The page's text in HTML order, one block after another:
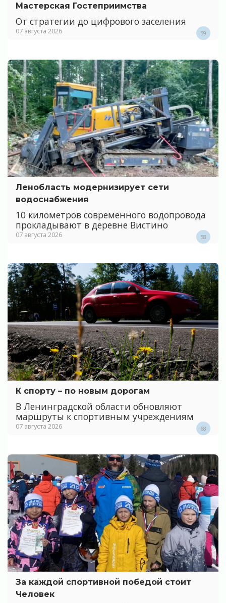
Мастерская Гостеприимства
От стратегии до цифрового заселения
07 августа 2026 59
Ленобласть модернизирует сети
водоснабжения
10 километров современного водопровода
прокладывают в деревне Вистино
07 августа 2026 58
К спорту – по новым дорогам
В Ленинградской области обновляют
маршруты к спортивным учреждениям
07 августа 2026 68
За каждой спортивной победой стоит
Человек